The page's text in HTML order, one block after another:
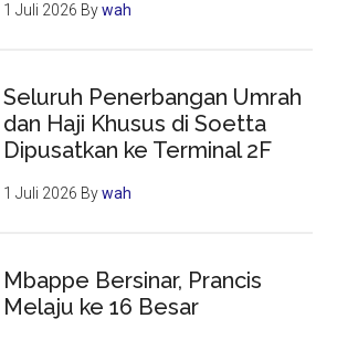
1 Juli 2026 Bywah
Seluruh Penerbangan Umrah
dan Haji Khusus di Soetta
Dipusatkan ke Terminal 2F
1 Juli 2026 Bywah
Mbappe Bersinar, Prancis
Melaju ke 16 Besar